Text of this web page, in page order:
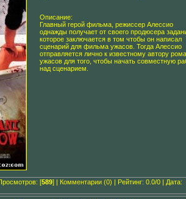
Описание:
Главный герой фильма, режиссер Алессио
однажды получает от своего продюсера
которое заключается в том чтобы он написал
сценарий для фильма ужасов. Тогда Алессио
отправляется лично к известному автору
ужасов для того, чтобы начать совместную
над сценарием.
[589] | Комментарии (0) | Рейтинг: 0.0/0 | Дата: